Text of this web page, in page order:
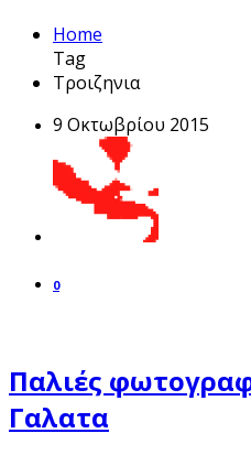
Home
Tag
Τροιζηνια
9 Οκτωβρίου 2015
0
Παλιές
Γαλατα